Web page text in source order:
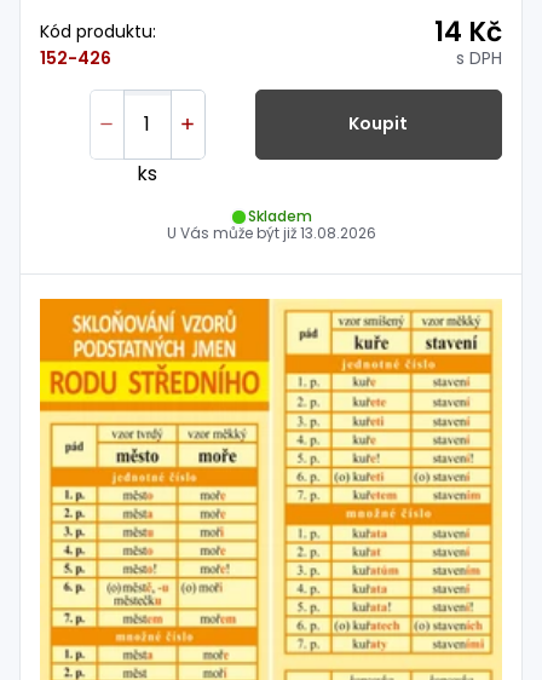
Kód produktu:
152-426
14 Kč
s DPH
ks
Koupit
Skladem
U Vás může být již13.08.2026